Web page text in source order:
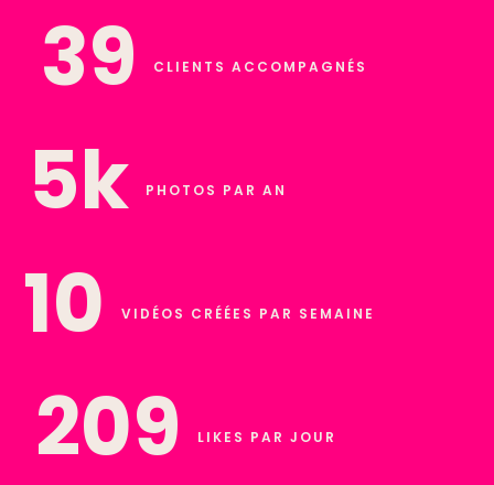
45 CLIENTS ACCOMPAGNÉS
6k PHOTOS PAR AN
12 VIDÉOS CRÉÉES PAR SEMAINE
240 LIKES PAR JOUR